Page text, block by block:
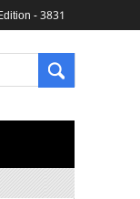
- 3831